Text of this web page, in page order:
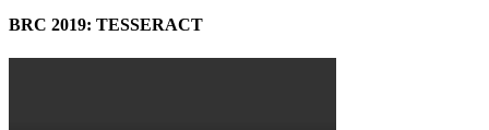
BRC 2019: TESSERACT